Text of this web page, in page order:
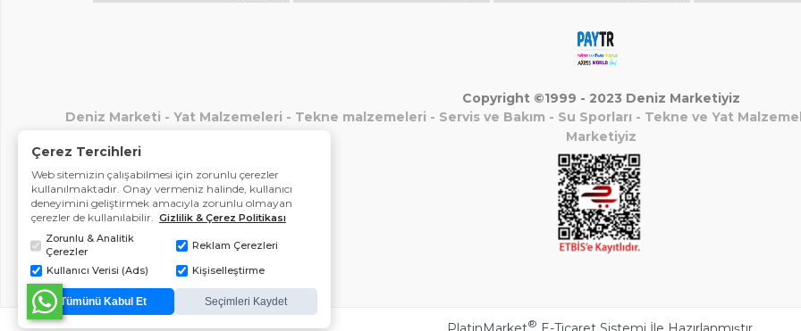
Copyright ©1999 - 2023 Deniz Marketiyiz
Deniz Marketi - Yat Malzemeleri - Tekne malzemeleri - Servis ve Bakım - Su Sporları - Tekne ve Yat
Marketiyiz
Çerez Tercihleri
Web sitemizin çalışabilmesi için zorunlu çerezler
kullanılmaktadır. Onay vermeniz halinde, kullanıcı
deneyimini geliştirmek amacıyla zorunlu olmayan
çerezler de kullanılabilir. Gizlilik & Çerez Politikası
Zorunlu & Analitik
Çerezler
Reklam Çerezleri
Kullanıcı Verisi (Ads) Kişiselleştirme
Tümünü Kabul Et Seçimleri Kaydet
®